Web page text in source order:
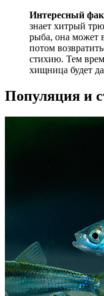
Интересный
знает хитрый
рыба, она может
потом
стихию. Тем
хищница будет
Популяция и